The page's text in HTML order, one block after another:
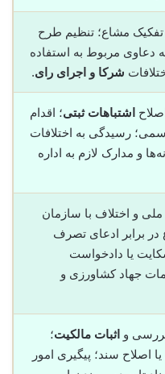
مشاع؛ تنظیم طرح
دعاوی مربوط به استفاده
شرکا و اجرای رای.
اشتباهات ثبتی؛ اقدام
رسیدگی به اختلافات
و مدارک لازم به اداره
و اختلاف با سازمان
در برابر ادعای تصرف
یا دادخواست
جهاد کشاورزی و
و اثبات مالکیت؛
اصلاح سند؛ پیگیری امور